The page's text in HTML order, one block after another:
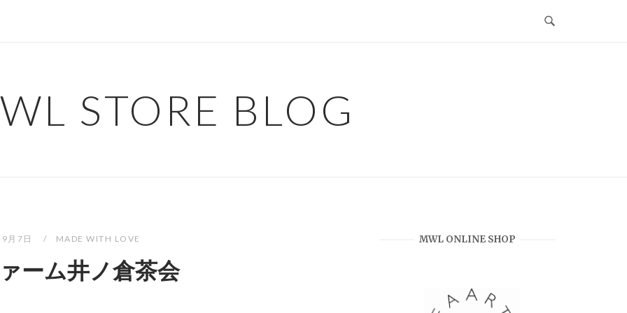
STORE BLOG
月7日 MADE WITH LOVE
ーム井ノ倉茶会
MWL ONLINE SHOP